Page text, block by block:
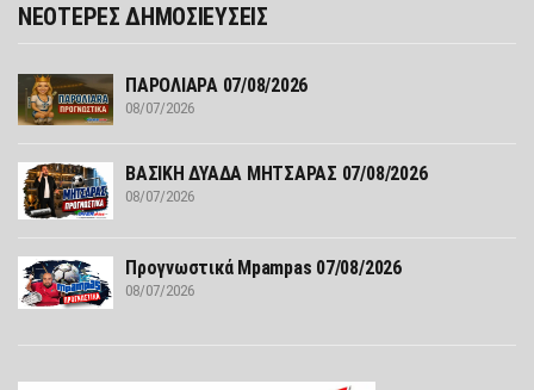
ΝΕΟΤΕΡΕΣ ΔΗΜΟΣΙΕΥΣΕΙΣ
ΠΑΡΟΛΙΑΡΑ 07/08/2026
08/07/2026
ΒΑΣΙΚΗ ΔΥΑΔΑ ΜΗΤΣΑΡΑΣ 07/08/2026
08/07/2026
Προγνωστικά Mpampas 07/08/2026
08/07/2026